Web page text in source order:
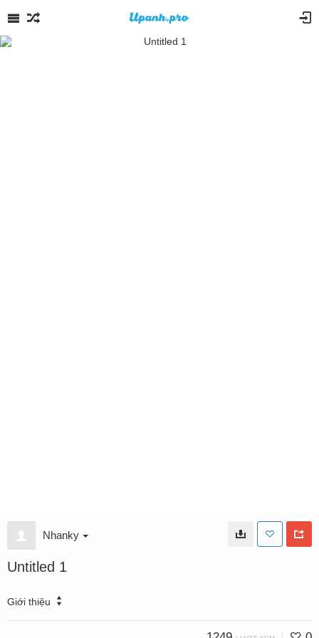
Nhanky
Untitled 1
Giới thiệu